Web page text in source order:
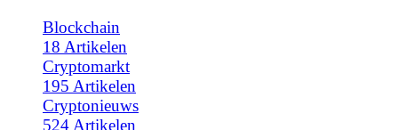
Blockchain
18 Artikelen
Cryptomarkt
195 Artikelen
Cryptonieuws
524 Artikelen